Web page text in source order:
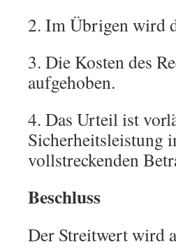
2. Im Übrigen wird
3. Die Kosten des
aufgehoben.
4. Das Urteil ist
Sicherheitsleistung
vollstreckenden
Beschluss
Der Streitwert wird